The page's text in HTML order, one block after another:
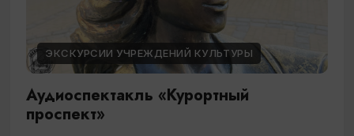
ЭКСКУРСИИ УЧРЕЖДЕНИЙ КУЛЬТУРЫ
Аудиоспектакль «Курортный
проспект»